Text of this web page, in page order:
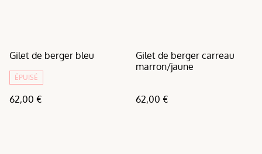
Gilet de berger bleu
ÉPUISÉ
62,00 €
Gilet de berger carreau
marron/jaune
62,00 €